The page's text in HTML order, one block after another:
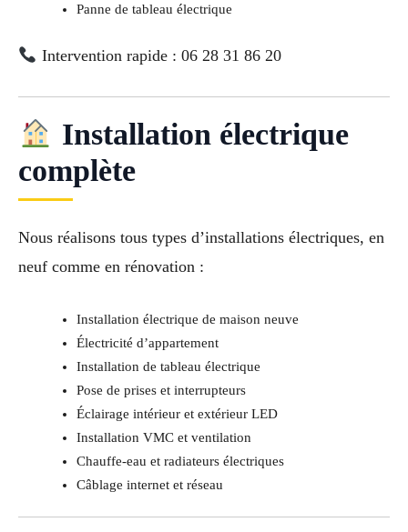
Panne de tableau électrique
Intervention rapide : 06 28 31 86 20
Installation électrique
complète
Nous réalisons tous types d’installations électriques, en
neuf comme en rénovation :
Installation électrique de maison neuve
Électricité d’appartement
Installation de tableau électrique
Pose de prises et interrupteurs
Éclairage intérieur et extérieur LED
Installation VMC et ventilation
Chauffe-eau et radiateurs électriques
Câblage internet et réseau